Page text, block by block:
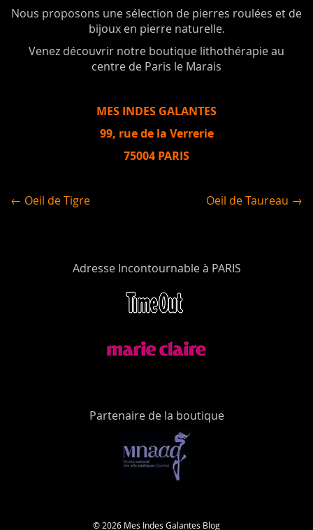
Nous proposons une sélection de pierres roulées et de
bijoux en pierre naturelle.
Venez découvrir notre boutique lithothérapie au
centre de Paris le Marais
MES INDES GALANTES
99, rue de la Verrerie
75004 PARIS
← Oeil de Tigre Oeil de Taureau →
Adresse Incontournable à PARIS
Partenaire de la boutique
© 2026 Mes Indes Galantes Blog